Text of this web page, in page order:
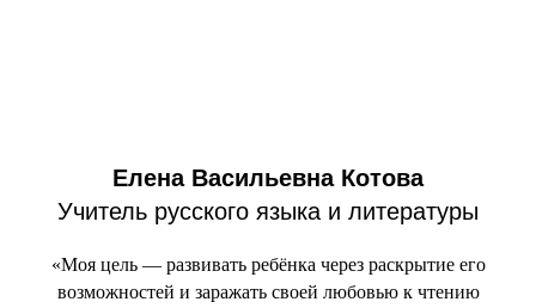
Елена Васильевна Котова
Учитель русского языка и литературы
«Моя цель — развивать ребёнка через раскрытие его
возможностей и заражать своей любовью к чтению